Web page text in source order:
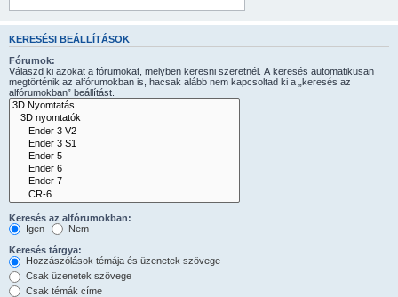
KERESÉSI BEÁLLÍTÁSOK
Fórumok:
Válaszd ki azokat a fórumokat, melyben keresni szeretnél. A keresés automatikusan
megtörténik az alfórumokban is, hacsak alább nem kapcsoltad ki a „keresés az
alfórumokban” beállítást.
Keresés az alfórumokban:
Igen
Nem
Keresés tárgya:
Hozzászólások témája és üzenetek szövege
Csak üzenetek szövege
Csak témák címe